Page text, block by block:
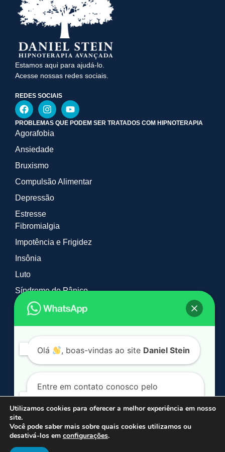
Estamos aqui para ajudá-lo.
Acesse nossas redes sociais.
REDES SOCIAIS
PROBLEMAS QUE PODEM SER TRATADOS COM HIPNOTERAPIA
Agorafobia
Ansiedade
Bruxismo
Compulsão Alimentar
Depressão
Estresse
Fibromialgia
Impotência e Frigidez
Insônia
Luto
Síndrome do Pânico
Tabagismo e Vícios
TOC
© 2026 Daniel Stein Hipnoterapia. Todos os direitos reservados.
*Mais de 90% dos casos são resolvidos em média em 2 sessões.
Utilizamos cookies para oferecer a melhor experiência em nosso
site.
Você pode saber mais sobre quais cookies utilizamos ou
desativá-los em configurações.
Olá , boas-vindas ao site Daniel Stein
Entre em contato conosco pelo
WhatsApp. Clique no botão a seguir:
Conversar por WhatsApp